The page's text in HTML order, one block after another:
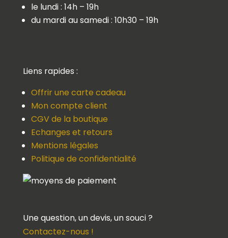
le lundi : 14h – 19h
du mardi au samedi : 10h30 – 19h
Liens rapides :
Offrir une carte cadeau
Mon compte client
CGV de la boutique
Echanges et retours
Mentions légales
Politique de confidentialité
Une question, un devis, un souci ?
Contactez-nous !